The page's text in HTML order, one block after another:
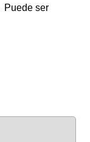
Puede ser